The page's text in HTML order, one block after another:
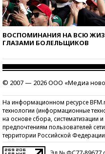
ВОСПОМИНАНИЯ НА ВСЮ
ГЛАЗАМИ БОЛЕЛЬЩИКОВ
© 2007 — 2026 ООО «Медиа
На информационном ресурсе
технологии (информационные
на основе сбора, систематизации
предпочтениям пользователей
территории Российской